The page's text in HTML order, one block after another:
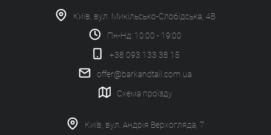
Київ, вул. Микільсько-Слобідська, 4В
Пн-Нд: 10:00 - 19:00
+38 093 133 38 15
offer@barkandtail.com.ua
Схема проїзду
Київ, вул. Андрія Верхогляда, 7